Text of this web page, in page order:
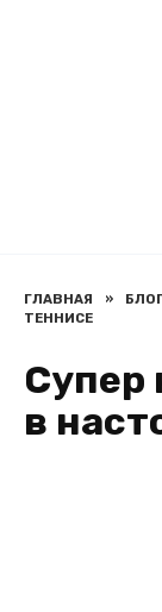
ГЛАВНАЯ »
ТЕННИСЕ
Супер
в